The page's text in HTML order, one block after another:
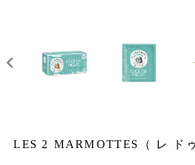
LES 2 MARMOTTES（ レ ド